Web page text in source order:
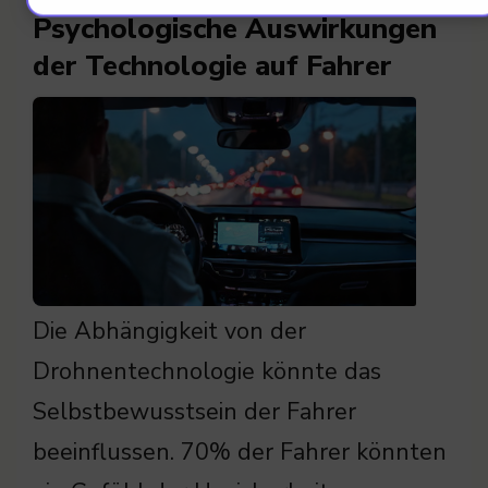
Psychologische Auswirkungen
der Technologie auf Fahrer
Die Abhängigkeit von der
Drohnentechnologie könnte das
Selbstbewusstsein der Fahrer
beeinflussen. 70% der Fahrer könnten